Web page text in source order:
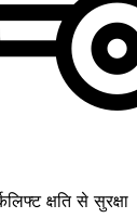
क्षति से सुरक्षा